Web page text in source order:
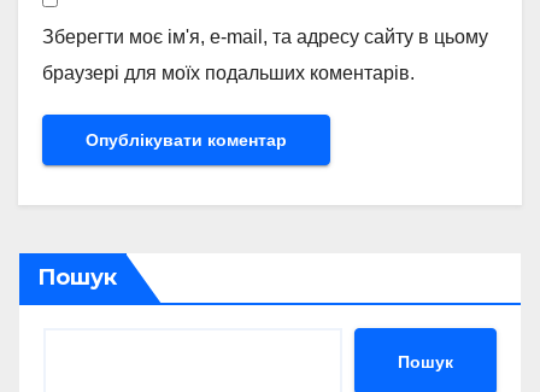
Зберегти моє ім'я, e-mail, та адресу сайту в цьому
браузері для моїх подальших коментарів.
Пошук
Пошук